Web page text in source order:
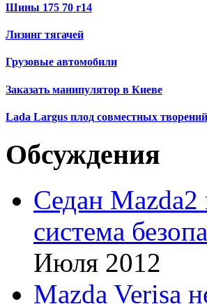
Шины 175 70 r14
Лизинг тягачей
Грузовые автомобили
Заказать манипулятор в Киеве
Lada Largus плод совместных творений
Обсуждения
Седан Mazda2
система
Июля 2012
Mazda Verisa